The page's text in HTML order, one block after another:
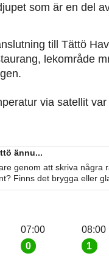
som är en del
till Tättö
lekområde
via satellit var
ännu...
genom att skriva några
Finns det brygga eller
07:00
0
08:00
1